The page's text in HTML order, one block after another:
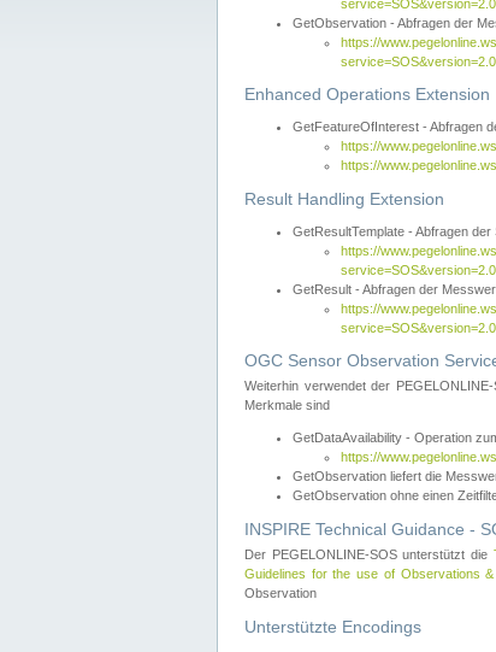
GetObservation - Abfragen der
https://
Enhanced Operations Extension
GetFeatureOfInterest - Abfragen
https://
https://
Result Handling Extension
GetResultTemplate - Abfragen
https://
GetResult - Abfragen der
https://
OGC Sensor Observation
Weiterhin verwendet der
Merkmale sind
GetDataAvailability - Operation
https://
GetObservation liefert die
GetObservation ohne einen
INSPIRE Technical Guidance -
Der PEGELONLINE-SOS unterstützt die
Guidelines for the use of Observations
Observation
Unterstützte Encodings